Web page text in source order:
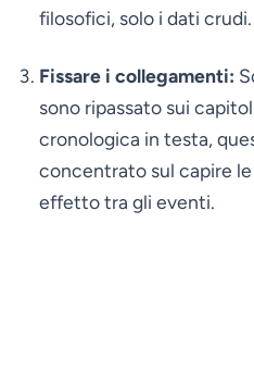
filosofici, solo i dati crudi.
Fissare i collegamenti:
sono ripassato sui
cronologica in testa,
concentrato sul capire
effetto tra gli eventi.